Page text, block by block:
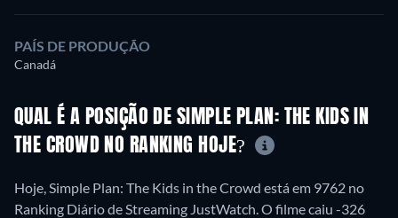
PAÍS DE PRODUÇÃO
Canadá
QUAL É A POSIÇÃO DE SIMPLE PLAN: THE KIDS IN
THE CROWD NO RANKING HOJE?
Hoje, Simple Plan: The Kids in the Crowd está em 9762 no
Ranking Diário de Streaming JustWatch. O filme caiu -326